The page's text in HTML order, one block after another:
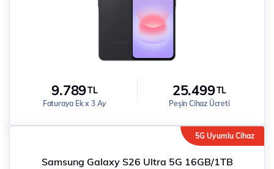
9.789TL
Faturaya Ek x 3 Ay
25.499TL
Peşin Cihaz Ücreti
5G Uyumlu Cihaz
Samsung Galaxy S26 Ultra 5G 16GB/1TB